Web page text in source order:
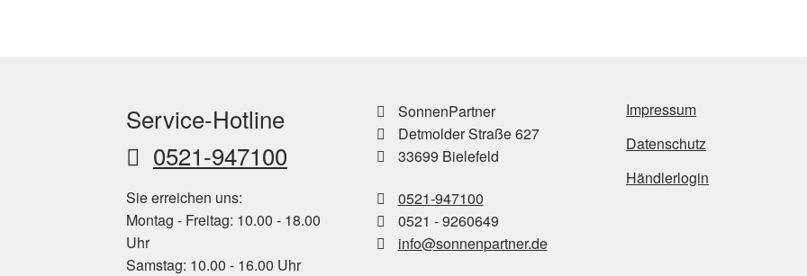
Service-Hotline
0521-947100
Sie erreichen uns:
Montag - Freitag: 10.00 - 18.00
Uhr
Samstag: 10.00 - 16.00 Uhr
SonnenPartner
Detmolder Straße 627
33699 Bielefeld
0521-947100
0521 - 9260649
info@sonnenpartner.de
Impressum
Datenschutz
Händlerlogin